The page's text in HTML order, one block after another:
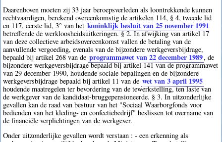
Daarenboven moeten zij 33 jaar beroepsverleden als loontrekkende kunnen
rechtvaardigen, berekend overeenkomstig de artikelen 114, § 4, tweede lid
en 117, eerste lid, 3° van het koninklijk besluit van 25 november 1991
betreffende de werkloosheidsuitkeringen. § 2. In afwijking van artikel 17
van deze collectieve arbeidsovereenkomst vallen de betaling van de
aanvullende vergoeding, evenals van de bijzondere werkgeversbijdrage,
bepaald bij artikel 268 van de programmawet van 22 december 1989, de
bijzondere werkgeversbijdrage bepaald bij artikel 141 van de programmawet
van 29 december 1990, houdende sociale bepalingen en de bijzondere
werkgeversbijdrage bepaald bij artikel 11 van de wet van 3 april 1995
houdende maatregelen ter bevordering van de tewerkstelling, ten laste van
de werkgever van de kandidaat-bruggepensioneerde. § 3. In uitzonderlijke
gevallen kan de raad van bestuur van het "Sociaal Waarborgfonds voor
bedienden van het kleding- en confectiebedrijf" beslissen tot overname van
de financiële verplichtingen van de werkgever.
Onder uitzonderlijke gevallen wordt verstaan : - een erkenning als